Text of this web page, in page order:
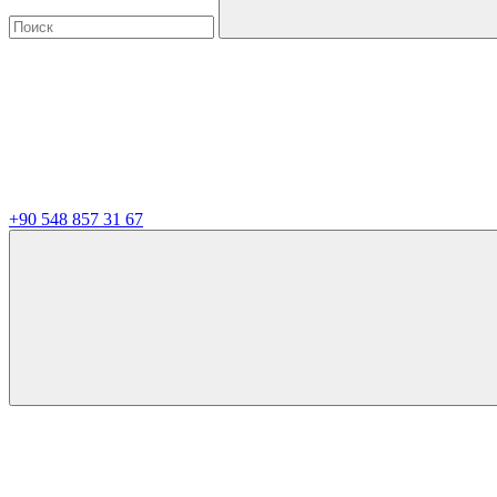
+90 548 857 31 67